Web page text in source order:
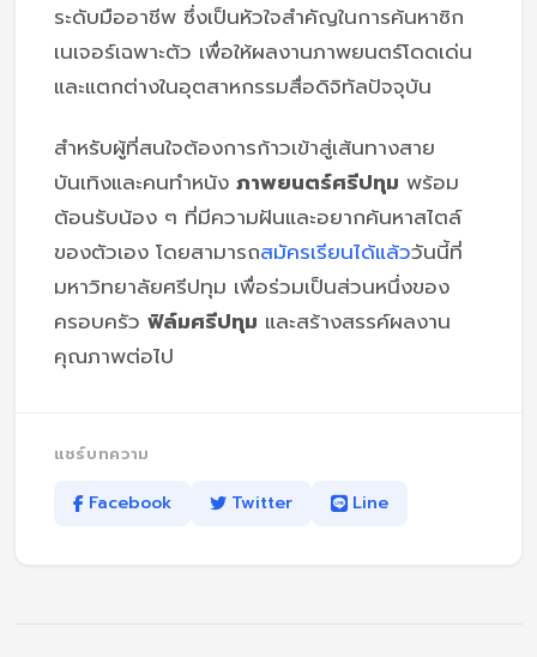
ระดับมืออาชีพ ซึ่งเป็นหัวใจสำคัญในการค้นหาซิก
เนเจอร์เฉพาะตัว เพื่อให้ผลงานภาพยนตร์โดดเด่น
และแตกต่างในอุตสาหกรรมสื่อดิจิทัลปัจจุบัน
สำหรับผู้ที่สนใจต้องการก้าวเข้าสู่เส้นทางสาย
บันเทิงและคนทำหนัง ภาพยนตร์ศรีปทุม พร้อม
ต้อนรับน้อง ๆ ที่มีความฝันและอยากค้นหาสไตล์
ของตัวเอง โดยสามารถสมัครเรียนได้แล้ววันนี้ที่
มหาวิทยาลัยศรีปทุม เพื่อร่วมเป็นส่วนหนึ่งของ
ครอบครัว ฟิล์มศรีปทุม และสร้างสรรค์ผลงาน
คุณภาพต่อไป
แชร์บทความ
Facebook Twitter Line